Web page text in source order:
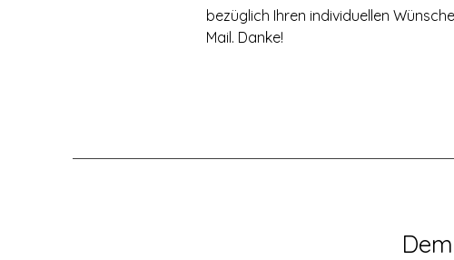
bezüglich Ihren individuellen
Mail. Danke!